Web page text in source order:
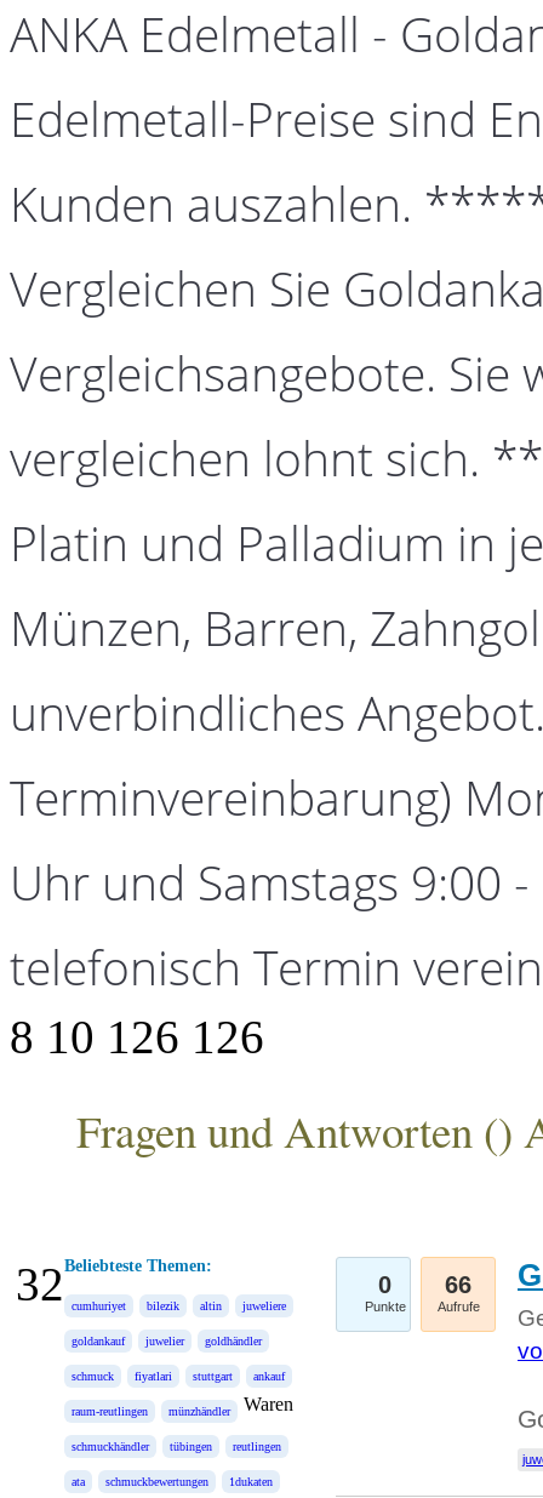
ANKA Edelmetall -
Edelmetall-Preise sind
Kunden auszahlen.
Vergleichen Sie
Vergleichsangebote. Sie
vergleichen lohnt sich.
Platin und Palladium in
Münzen, Barren,
unverbindliches
Terminvereinbarung)
Uhr und Samstags 9:00
telefonisch Termin
8 10 126 126
Fragen und Antworten ()
Beliebteste Themen:
cumhuriyet bilezik altin juweliere
goldankauf juwelier goldhändler
schmuck fiyatlari stuttgart ankauf
raum-reutlingen münzhändler
schmuckhändler tübingen reutlingen
ata schmuckbewertungen 1dukaten
Waren
0
Punkte
66
Aufrufe
32